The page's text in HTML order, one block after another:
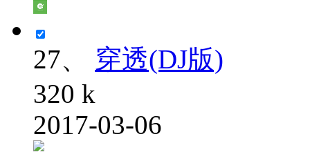
27、
穿透(DJ版)
320 k
2017-03-06